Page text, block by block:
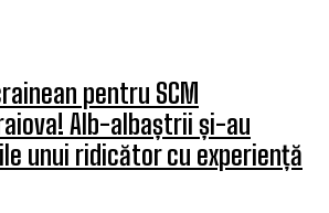
pentru SCM
Alb-albaștrii și-au
unui ridicător cu experiență